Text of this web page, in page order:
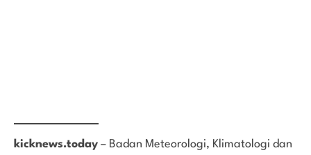
kicknews.today – Badan Meteorologi, Klimatologi dan